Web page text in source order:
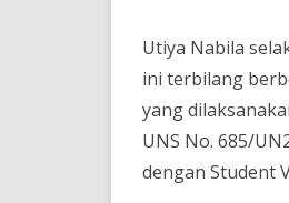
Utiya Nabila
ini terbilang
yang
UNS No. 685/
dengan Student